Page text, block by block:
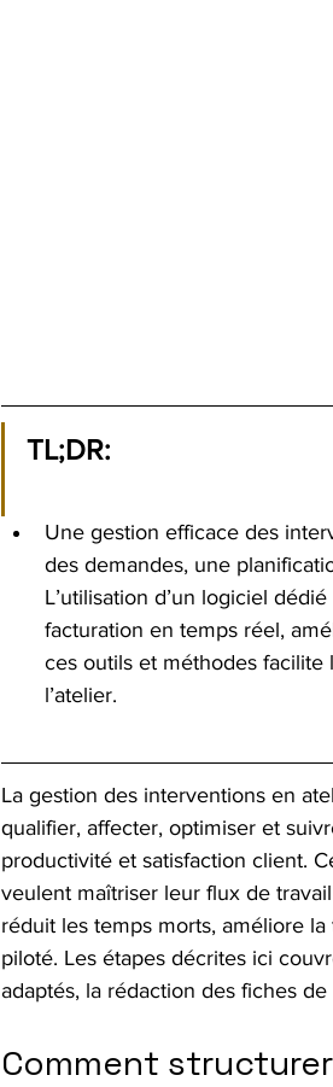
TL;DR:
Une gestion efficace des
des demandes, une
L’utilisation d’un logiciel
facturation en temps réel,
ces outils et méthodes
l’atelier.
La gestion des interventions en
qualifier, affecter, optimiser et
productivité et satisfaction client.
veulent maîtriser leur flux de
réduit les temps morts, améliore
piloté. Les étapes décrites ici
adaptés, la rédaction des fiches
Comment